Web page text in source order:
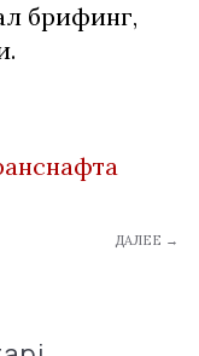
брифинг,
ДАЛЕЕ →